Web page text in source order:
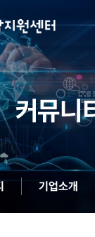
커뮤니
기업소개